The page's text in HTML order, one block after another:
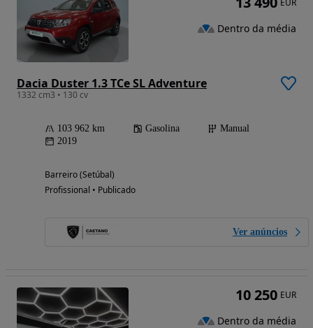
Dacia Duster 1.3 TCe SL Adventure
1332 cm3 • 130 cv
103 962 km Gasolina
Manual
2019
Barreiro (Setúbal)
Profissional • Publicado
Ver anúncios
EUR
Dentro da média
10 250 EUR
Dentro da média